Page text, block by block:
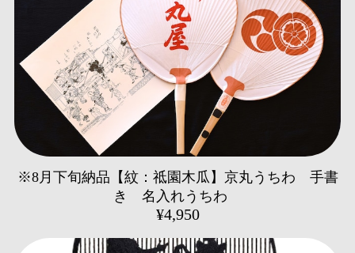
※8月下旬納品【紋：祗園木瓜】京丸うちわ 手書
き 名入れうちわ
¥4,950